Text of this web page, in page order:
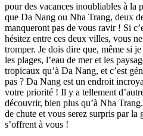
pour des vacances inoubliables à la
que Da Nang ou Nha Trang, deux
manqueront pas de vous ravir ! Si
hésitez entre ces deux villes, vous
tromper. Je dois dire que, même si
les plages, l’eau de mer et les
tropicaux qu’à Da Nang, et c’est
pas ? Da Nang est un endroit
votre priorité ! Il y a tellement
découvrir, bien plus qu’à Nha
de chute et vous serez surpris par la
s’offrent à vous !